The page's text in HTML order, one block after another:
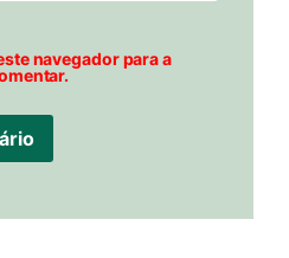
navegador para a